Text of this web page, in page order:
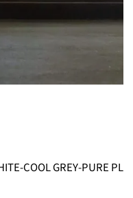
COOL GREY-PURE PL